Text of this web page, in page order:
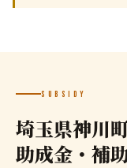
Subsidy
埼玉県神川
助成金・補